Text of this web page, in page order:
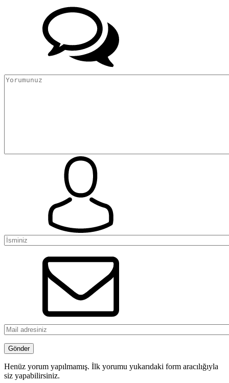
Henüz yorum yapılmamış. İlk yorumu yukarıdaki form aracılığıyla
siz yapabilirsiniz.